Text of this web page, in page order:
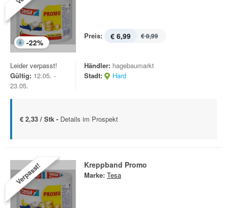
-22%
Preis: € 6,99 € 8,99
Leider verpasst!
Gültig: 12.05. -
23.05.
Händler: hagebaumarkt
Stadt:
Hard
€ 2,33 / Stk - Details im Prospekt
Verpasst! Kreppband Promo
Marke: Tesa